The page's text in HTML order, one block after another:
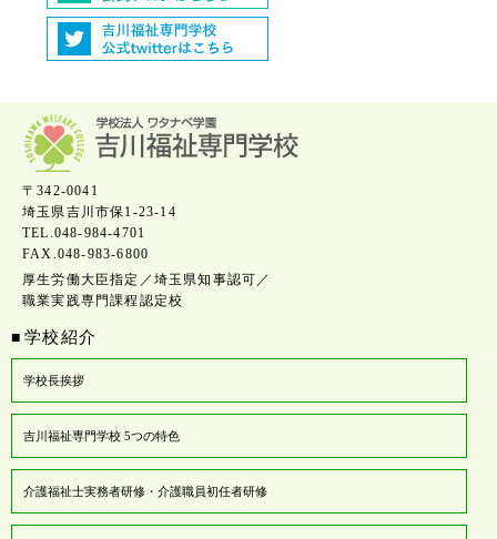
〒342-0041
埼玉県吉川市保1-23-14
TEL.048-984-4701
FAX.048-983-6800
厚生労働大臣指定／埼玉県知事認可／
職業実践専門課程認定校
■ 学校紹介
学校長挨拶
吉川福祉専門学校 5つの特色
介護福祉士実務者研修・介護職員初任者研修